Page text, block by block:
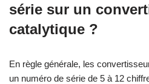
série sur un
catalytique ?
En règle générale, les
un numéro de série de 5 à 12